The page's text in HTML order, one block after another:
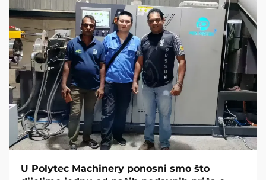
U Polytec Machinery ponosni smo što